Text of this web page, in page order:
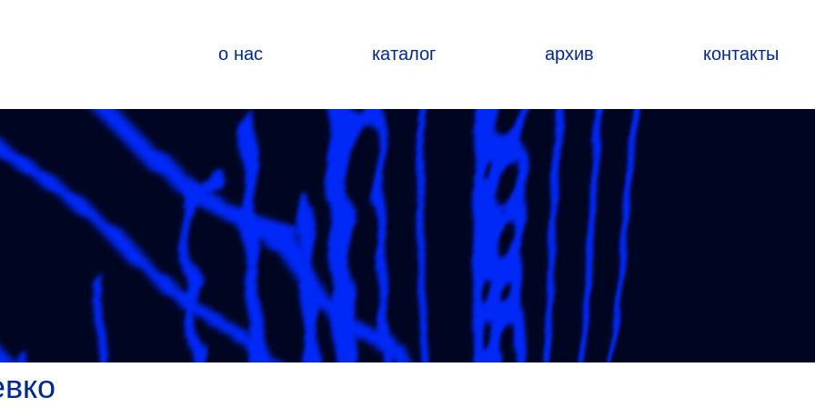
о нас каталог архив контакты